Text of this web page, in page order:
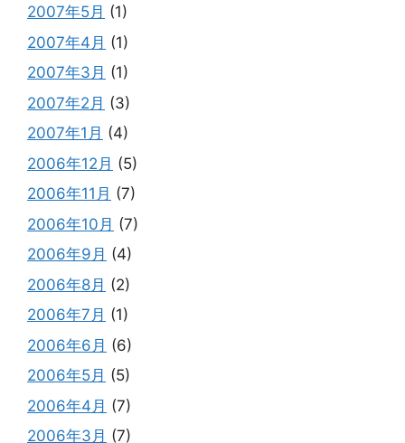
2007年5月 (1)
2007年4月 (1)
2007年3月 (1)
2007年2月 (3)
2007年1月 (4)
2006年12月 (5)
2006年11月 (7)
2006年10月 (7)
2006年9月 (4)
2006年8月 (2)
2006年7月 (1)
2006年6月 (6)
2006年5月 (5)
2006年4月 (7)
2006年3月 (7)